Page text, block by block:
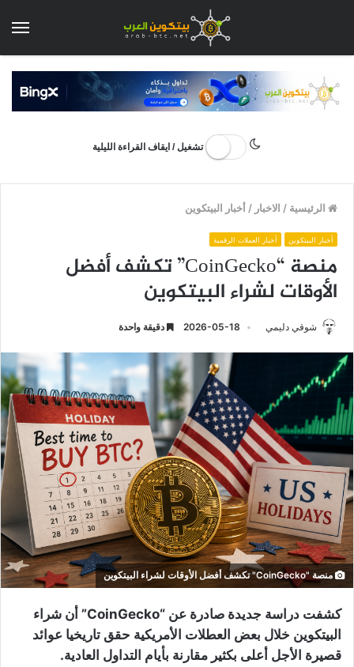
تشغيل / ايقاف القراءة الليلية
الرئيسية / الاخبار /أخبار البيتكوين
أخبار البيتكوين أخبار العملات الرقمية
منصة “CoinGecko” تكشف أفضل
الأوقات لشراء البيتكوين
شوقي دليمي 2026-05-18 دقيقة واحدة
منصة "CoinGecko" تكشف أفضل الأوقات لشراء البيتكوين
كشفت دراسة جديدة صادرة عن “CoinGecko” أن شراء
البيتكوين خلال بعض العطلات الأمريكية حقق تاريخيا عوائد
قصيرة الأجل أعلى بكثير مقارنة بأيام التداول العادية.